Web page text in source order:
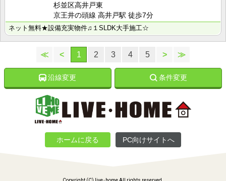
杉並区高井戸東
京王井の頭線 高井戸駅 徒歩7分
ネット無料★設備充実物件♫１SLDK大手施工☆
≪ < 1 2 3 4 5 > ≫
沿線変更 条件変更
ホームに戻る PC向けサイトへ